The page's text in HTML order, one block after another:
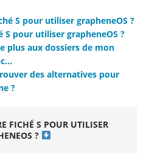
S pour utiliser grapheneOS ?
S pour utiliser grapheneOS ?
plus aux dossiers de mon
des alternatives pour
?
FICHÉ S POUR UTILISER
?